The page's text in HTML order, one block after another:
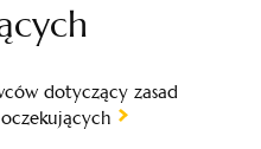
dotyczący zasad